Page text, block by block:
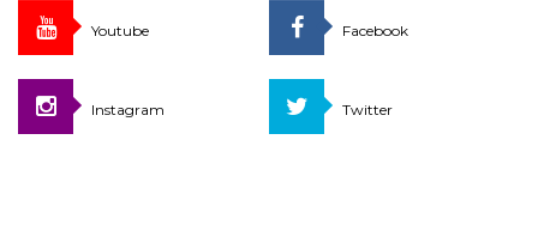
Youtube Facebook
Instagram Twitter